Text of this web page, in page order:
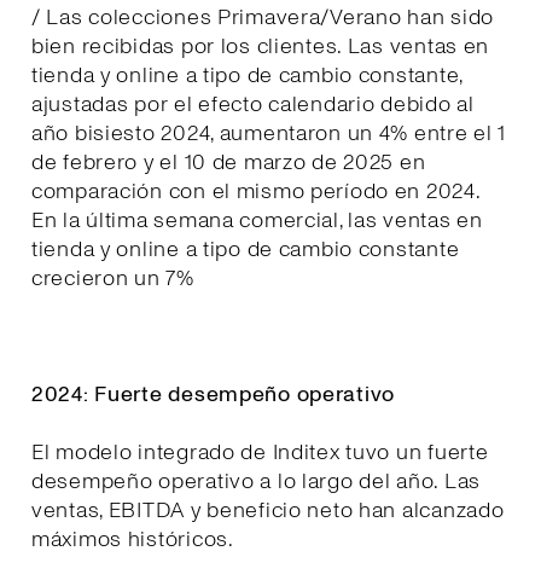
/ Las colecciones Primavera/Verano han sido
bien recibidas por los clientes. Las ventas en
tienda y online a tipo de cambio constante,
ajustadas por el efecto calendario debido al
año bisiesto 2024, aumentaron un 4% entre el 1
de febrero y el 10 de marzo de 2025 en
comparación con el mismo período en 2024.
En la última semana comercial, las ventas en
tienda y online a tipo de cambio constante
crecieron un 7%
2024: Fuerte desempeño operativo
El modelo integrado de Inditex tuvo un fuerte
desempeño operativo a lo largo del año. Las
ventas, EBITDA y beneficio neto han alcanzado
máximos históricos.